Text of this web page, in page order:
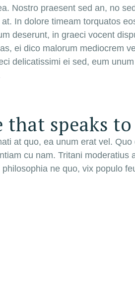
Nostro praesent sed an, no
In dolore timeam torquatos
deserunt, in graeci vocent
ei dico malorum mediocrem
delicatissimi ei sed, eum
that speaks
at quo, ea unum erat vel.
cu nam. Tritani
ne quo, vix populo